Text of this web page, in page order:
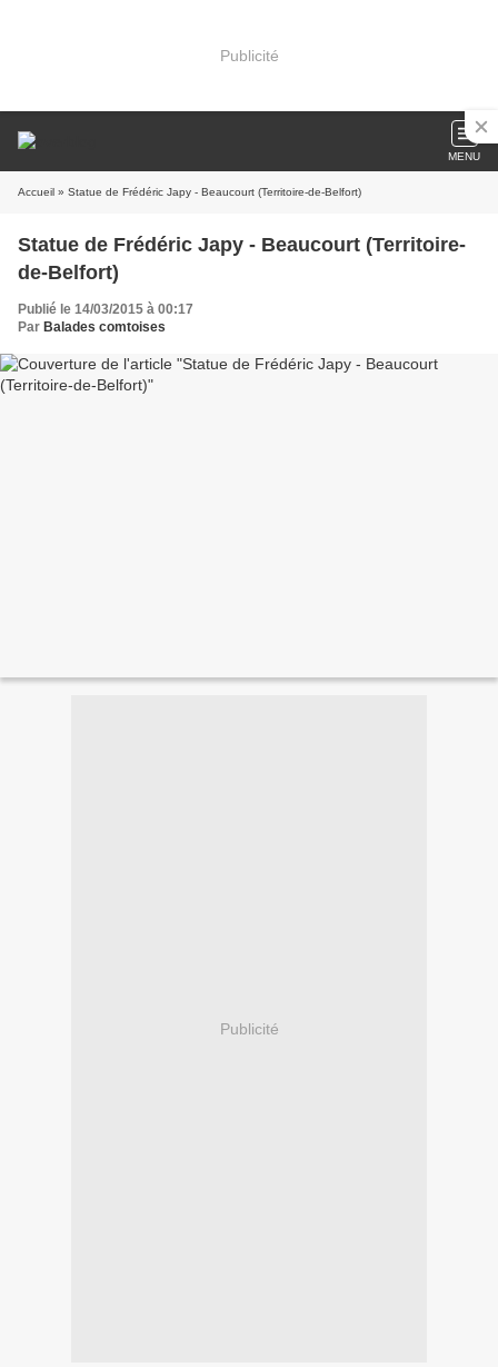
Publicité
MENU
Accueil » Statue de Frédéric Japy - Beaucourt (Territoire-de-Belfort)
Statue de Frédéric Japy - Beaucourt (Territoire-
de-Belfort)
Publié le 14/03/2015 à 00:17
Par Balades comtoises
Publicité